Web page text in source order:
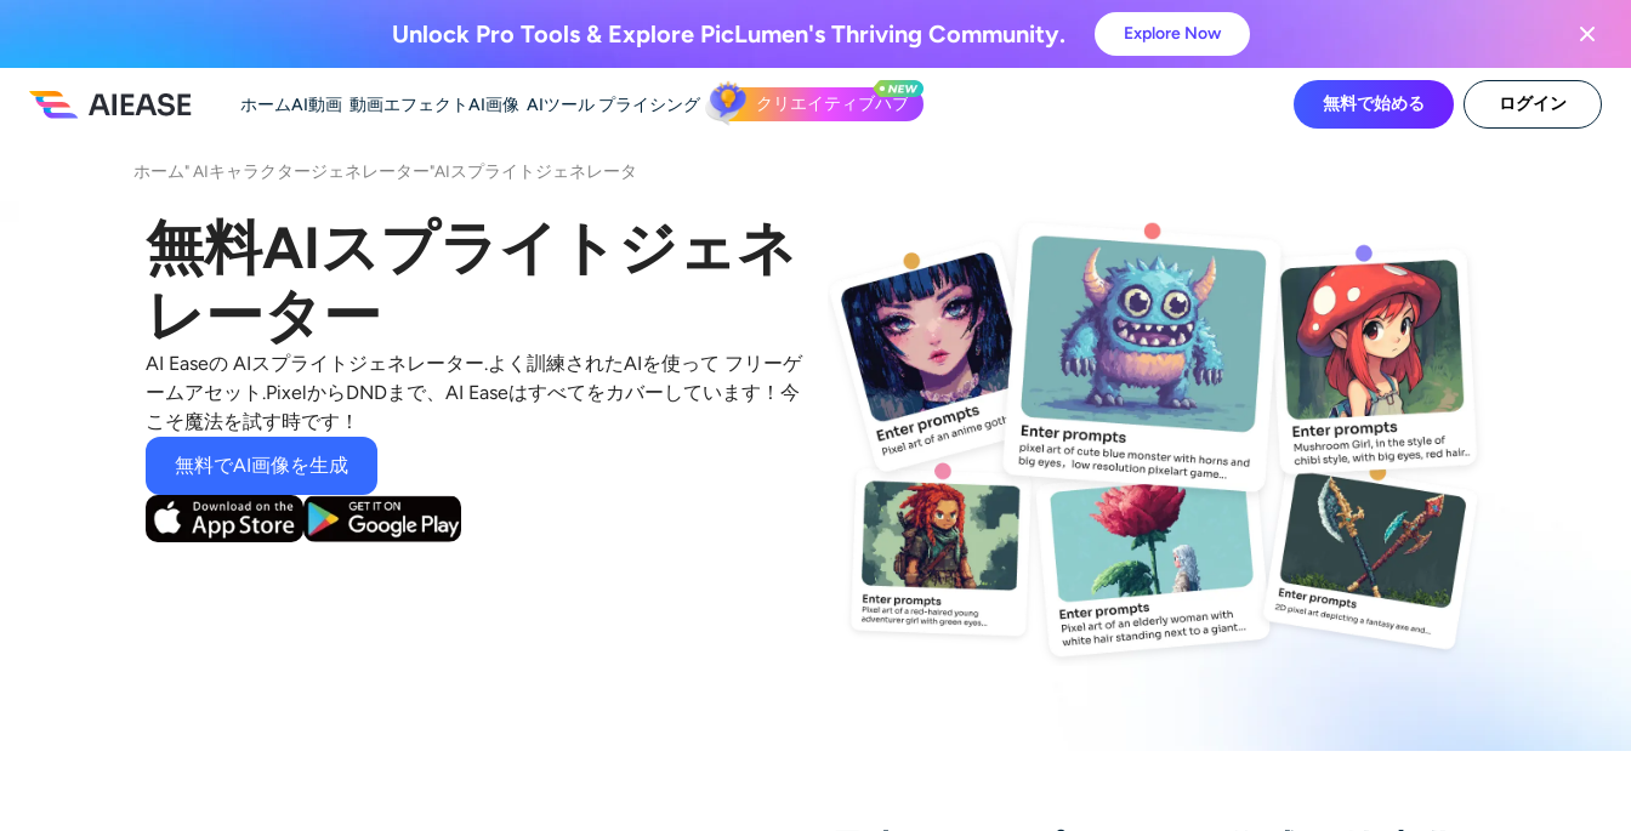
Unlock Pro Tools & ExplorePicLumen's Thriving Community. Explore Now
ホームAI動画 動画エフェクトAI画像 AIツール プライシング クリエイティブハブ 無料で始める ログイン
ホーム"AIキャラクタージェネレーター"AIスプライトジェネレータ
無料AIスプライトジェネ
レーター
AI Easeの AIスプライトジェネレーター.よく訓練されたAIを使って フリーゲ
ームアセット .PixelからDNDまで、AI Easeはすべてをカバーしています！今
こそ魔法を試す時です！
無料でAI画像を生成